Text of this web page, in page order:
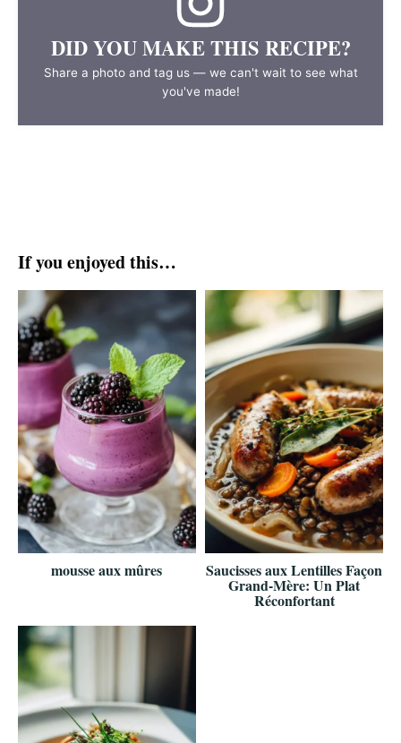
DID YOU MAKE THIS RECIPE?
Share a photo and tag us — we can't wait to see what
you've made!
If you enjoyed this…
mousse aux mûres Saucisses aux Lentilles Façon
Grand-Mère: Un Plat
Réconfortant